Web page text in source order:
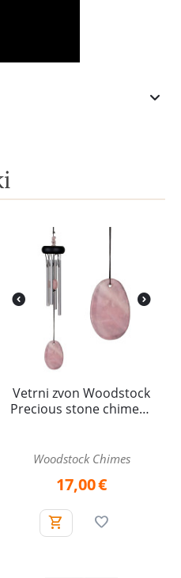
Vetrni zvon Woodstock
Precious stone chimes -
Woodstock Chimes
17,00€